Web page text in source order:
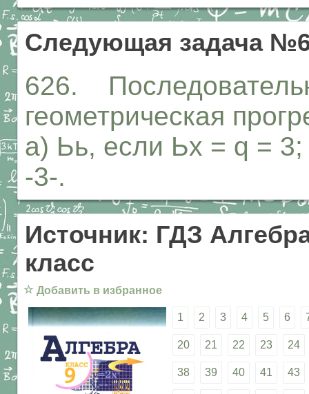
Следующая задача
626.
геометрическая
а) Ьь, если Ьх = q =
-3-.
Источник: ГДЗ
класс
☆ Добавить в избранное
1 2 3 4 5 6
20 21 22 23 24
38 39 40 41 43